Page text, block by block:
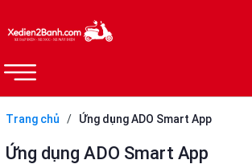
Trang chủ / Ứng dụng ADO Smart App
Ứng dụng ADO Smart App